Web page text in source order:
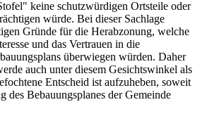
keine schutzwürdigen Ortsteile oder
würde. Bei dieser Sachlage
Gründe für die Herabzonung, welche
und das Vertrauen in die
überwiegen würden. Daher
auch unter diesem Gesichtswinkel als
Entscheid ist aufzuheben, soweit
des Bebauungsplanes der Gemeinde